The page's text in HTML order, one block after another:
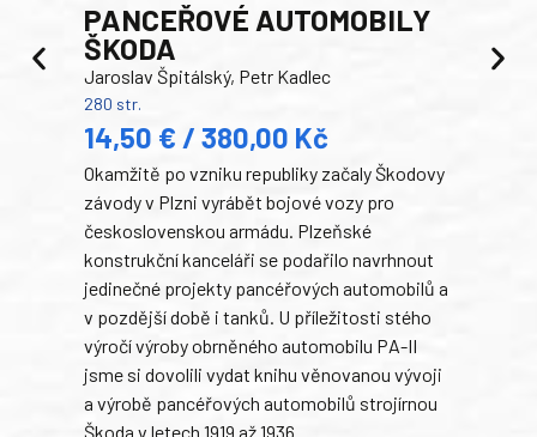
PANCEŘOVÉ AUTOMOBILY
ŠKODA
Jaroslav Špitálský, Petr Kadlec
280 str.
14,50 € / 380,00 Kč
Okamžitě po vzniku republiky začaly Škodovy
závody v Plzni vyrábět bojové vozy pro
československou armádu. Plzeňské
konstrukční kanceláři se podařilo navrhnout
jedinečné projekty pancéřových automobilů a
v pozdější době i tanků. U příležitosti stého
výročí výroby obrněného automobilu PA-II
jsme si dovolili vydat knihu věnovanou vývoji
a výrobě pancéřových automobilů strojírnou
Škoda v letech 1919 až 1936.